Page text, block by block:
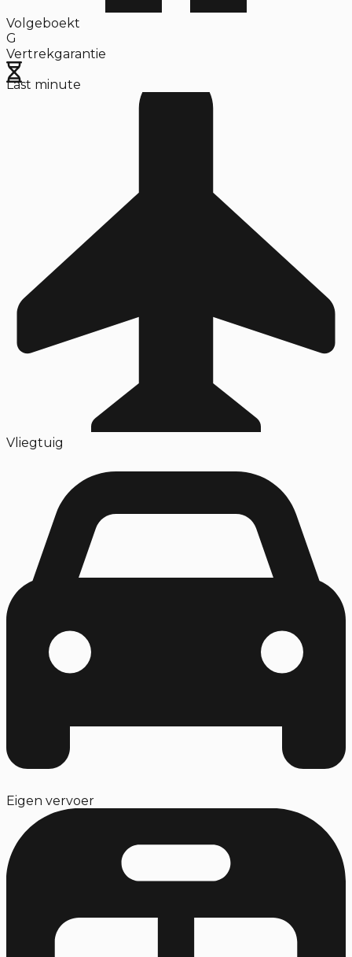
Volgeboekt
G
Vertrekgarantie
Last minute
Vliegtuig
Eigen vervoer